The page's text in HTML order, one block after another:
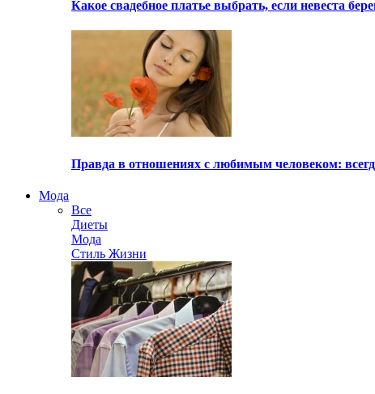
Какое свадебное платье выбрать, если невеста
Правда в отношениях с любимым человеком:
Мода
Все
Диеты
Мода
Стиль Жизни